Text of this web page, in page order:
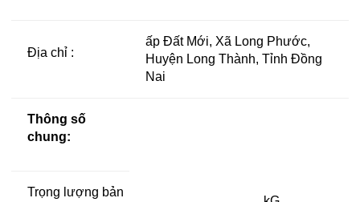
Địa chỉ :
ấp Đất Mới, Xã Long Phước,
Huyện Long Thành, Tỉnh Đồng
Nai
Thông số
chung:
Trọng lượng bản